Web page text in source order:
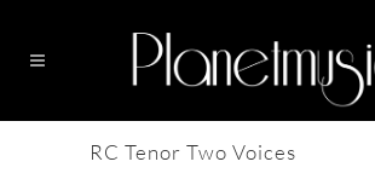
RC Tenor Two Voices